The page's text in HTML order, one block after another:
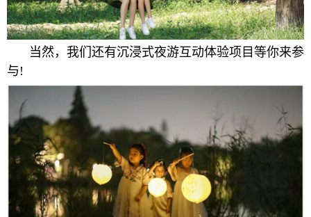
当然，我们还有沉浸式夜游互动体验项目等你来参
与!